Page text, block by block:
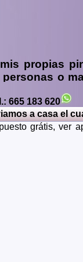
propias
o
Cantabria,
Malaga,
665 183 620
a casa el
grátis, ver